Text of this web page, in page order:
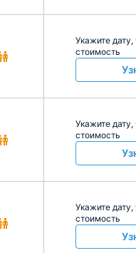
Укажите дату,
стоимость
Укажите дату,
стоимость
Укажите дату,
стоимость